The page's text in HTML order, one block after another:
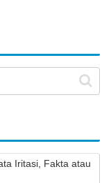
Iritasi, Fakta atau